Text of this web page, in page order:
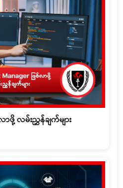
ာဖို့ လမ်းညွှန်ချက်များ